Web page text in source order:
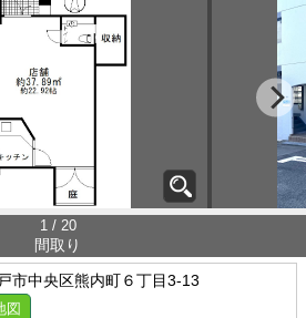
1 / 20
間取り
市中央区熊内町６丁目3-13
図